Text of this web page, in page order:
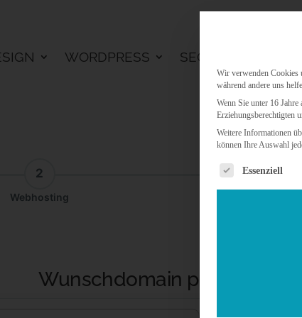
WORDPRESS SEO
2
Webhosting
3
Wunschdomain prüfen
Wir verwenden Cookies
während andere uns
Wenn Sie unter 16
Erziehungsberechtigten
Weitere Informationen
können Ihre Auswahl
Es folgt eine
Essenziell